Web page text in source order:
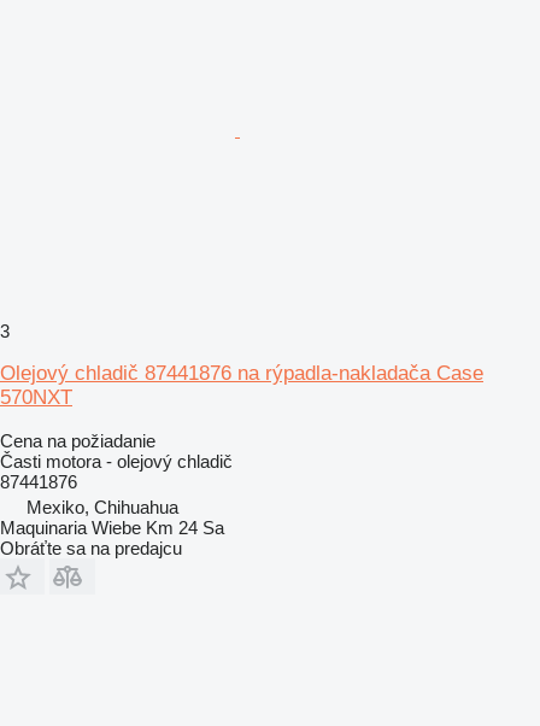
3
Olejový chladič 87441876 na rýpadla-nakladača Case
570NXT
Cena na požiadanie
Časti motora - olejový chladič
87441876
Mexiko, Chihuahua
Maquinaria Wiebe Km 24 Sa
Obráťte sa na predajcu